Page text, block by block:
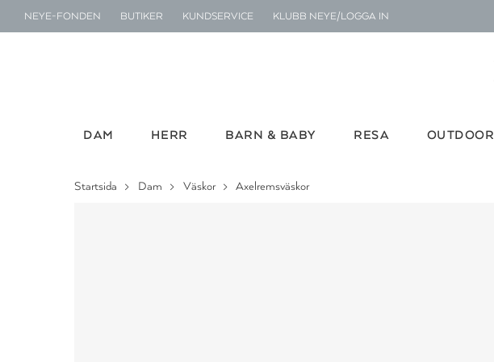
NEYE-FONDEN BUTIKER KUNDSERVICE KLUBB NEYE/LOGGA IN
DAM
HERR BARN & BABY RESA OUTDOOR
Startsida Dam Väskor Axelremsväskor